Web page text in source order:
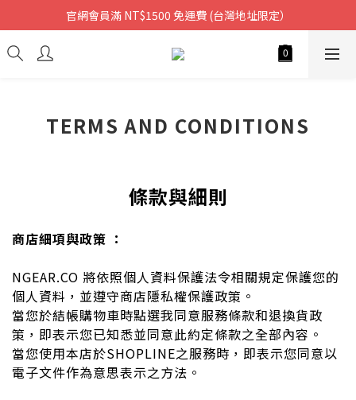
官網會員滿 NT$1500 免運費 (台灣地址限定）
TERMS AND CONDITIONS
條款與細則
商店細項與政策 ：
NGEAR.CO 將依照個人資料保護法令相關規定保護您的
個人資料，並遵守商店隱私權保護政策。
當您於結帳購物車時點選我同意服務條款和退換貨政
策，即表示您已知悉並同意此約定條款之全部內容。
當您使用本店於SHOPLINE之服務時，即表示您同意以
電子文件作為意思表示之方法。